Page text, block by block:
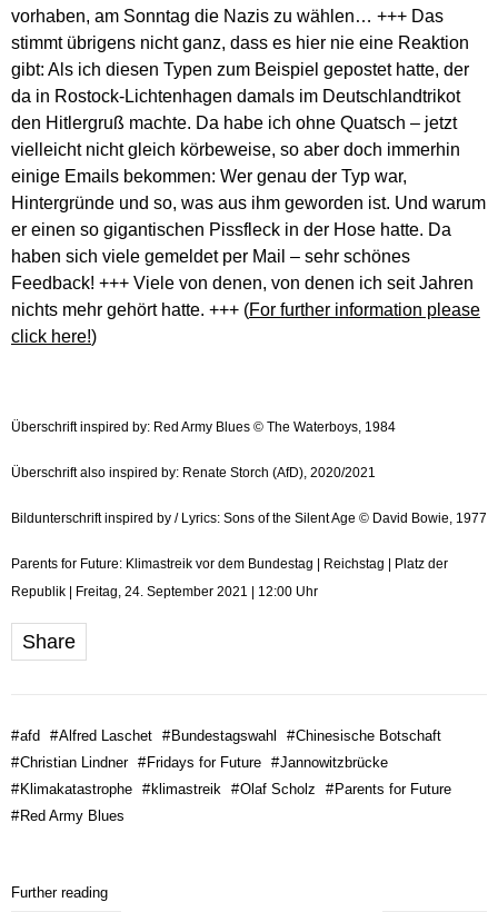
vorhaben, am Sonntag die Nazis zu wählen… +++ Das
stimmt übrigens nicht ganz, dass es hier nie eine Reaktion
gibt: Als ich diesen Typen zum Beispiel gepostet hatte, der
da in Rostock-Lichtenhagen damals im Deutschlandtrikot
den Hitlergruß machte. Da habe ich ohne Quatsch – jetzt
vielleicht nicht gleich körbeweise, so aber doch immerhin
einige Emails bekommen: Wer genau der Typ war,
Hintergründe und so, was aus ihm geworden ist. Und warum
er einen so gigantischen Pissfleck in der Hose hatte. Da
haben sich viele gemeldet per Mail – sehr schönes
Feedback! +++ Viele von denen, von denen ich seit Jahren
nichts mehr gehört hatte. +++ (For further information please
click here!)
Überschrift inspired by: Red Army Blues © The Waterboys, 1984
Überschrift also inspired by: Renate Storch (AfD), 2020/2021
Bildunterschrift inspired by / Lyrics: Sons of the Silent Age © David Bowie, 1977
Parents for Future: Klimastreik vor dem Bundestag | Reichstag | Platz der
Republik | Freitag, 24. September 2021 | 12:00 Uhr
Share
#afd #Alfred Laschet #Bundestagswahl #Chinesische Botschaft
#Christian Lindner #Fridays for Future #Jannowitzbrücke
#Klimakatastrophe #klimastreik #Olaf Scholz #Parents for Future
#Red Army Blues
Further reading